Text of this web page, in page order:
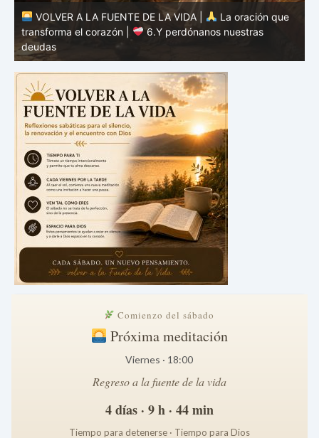
VOLVER A LA FUENTE DE LA VIDA |
La oración que
transforma el corazón |
5.Danos hoy nuestro pan de
cada día
Comienzo del sábado
Próxima meditación
Viernes · 18:00
Regreso a la fuente de la vida
4 días · 9 h · 44 min
Tiempo para detenerse · Tiempo para Dios